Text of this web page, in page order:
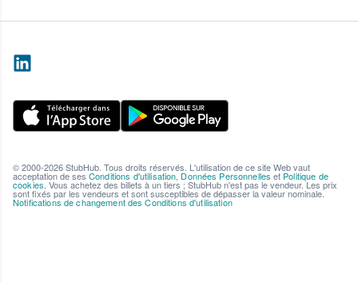
© 2000-2026 StubHub. Tous droits réservés. L'utilisation de ce site Web vaut
acceptation de ses Conditions d'utilisation, Données Personnelles et Politique de
cookies. Vous achetez des billets à un tiers ; StubHub n'est pas le vendeur. Les prix
sont fixés par les vendeurs et sont susceptibles de dépasser la valeur nominale.
Notifications de changement des Conditions d'utilisation